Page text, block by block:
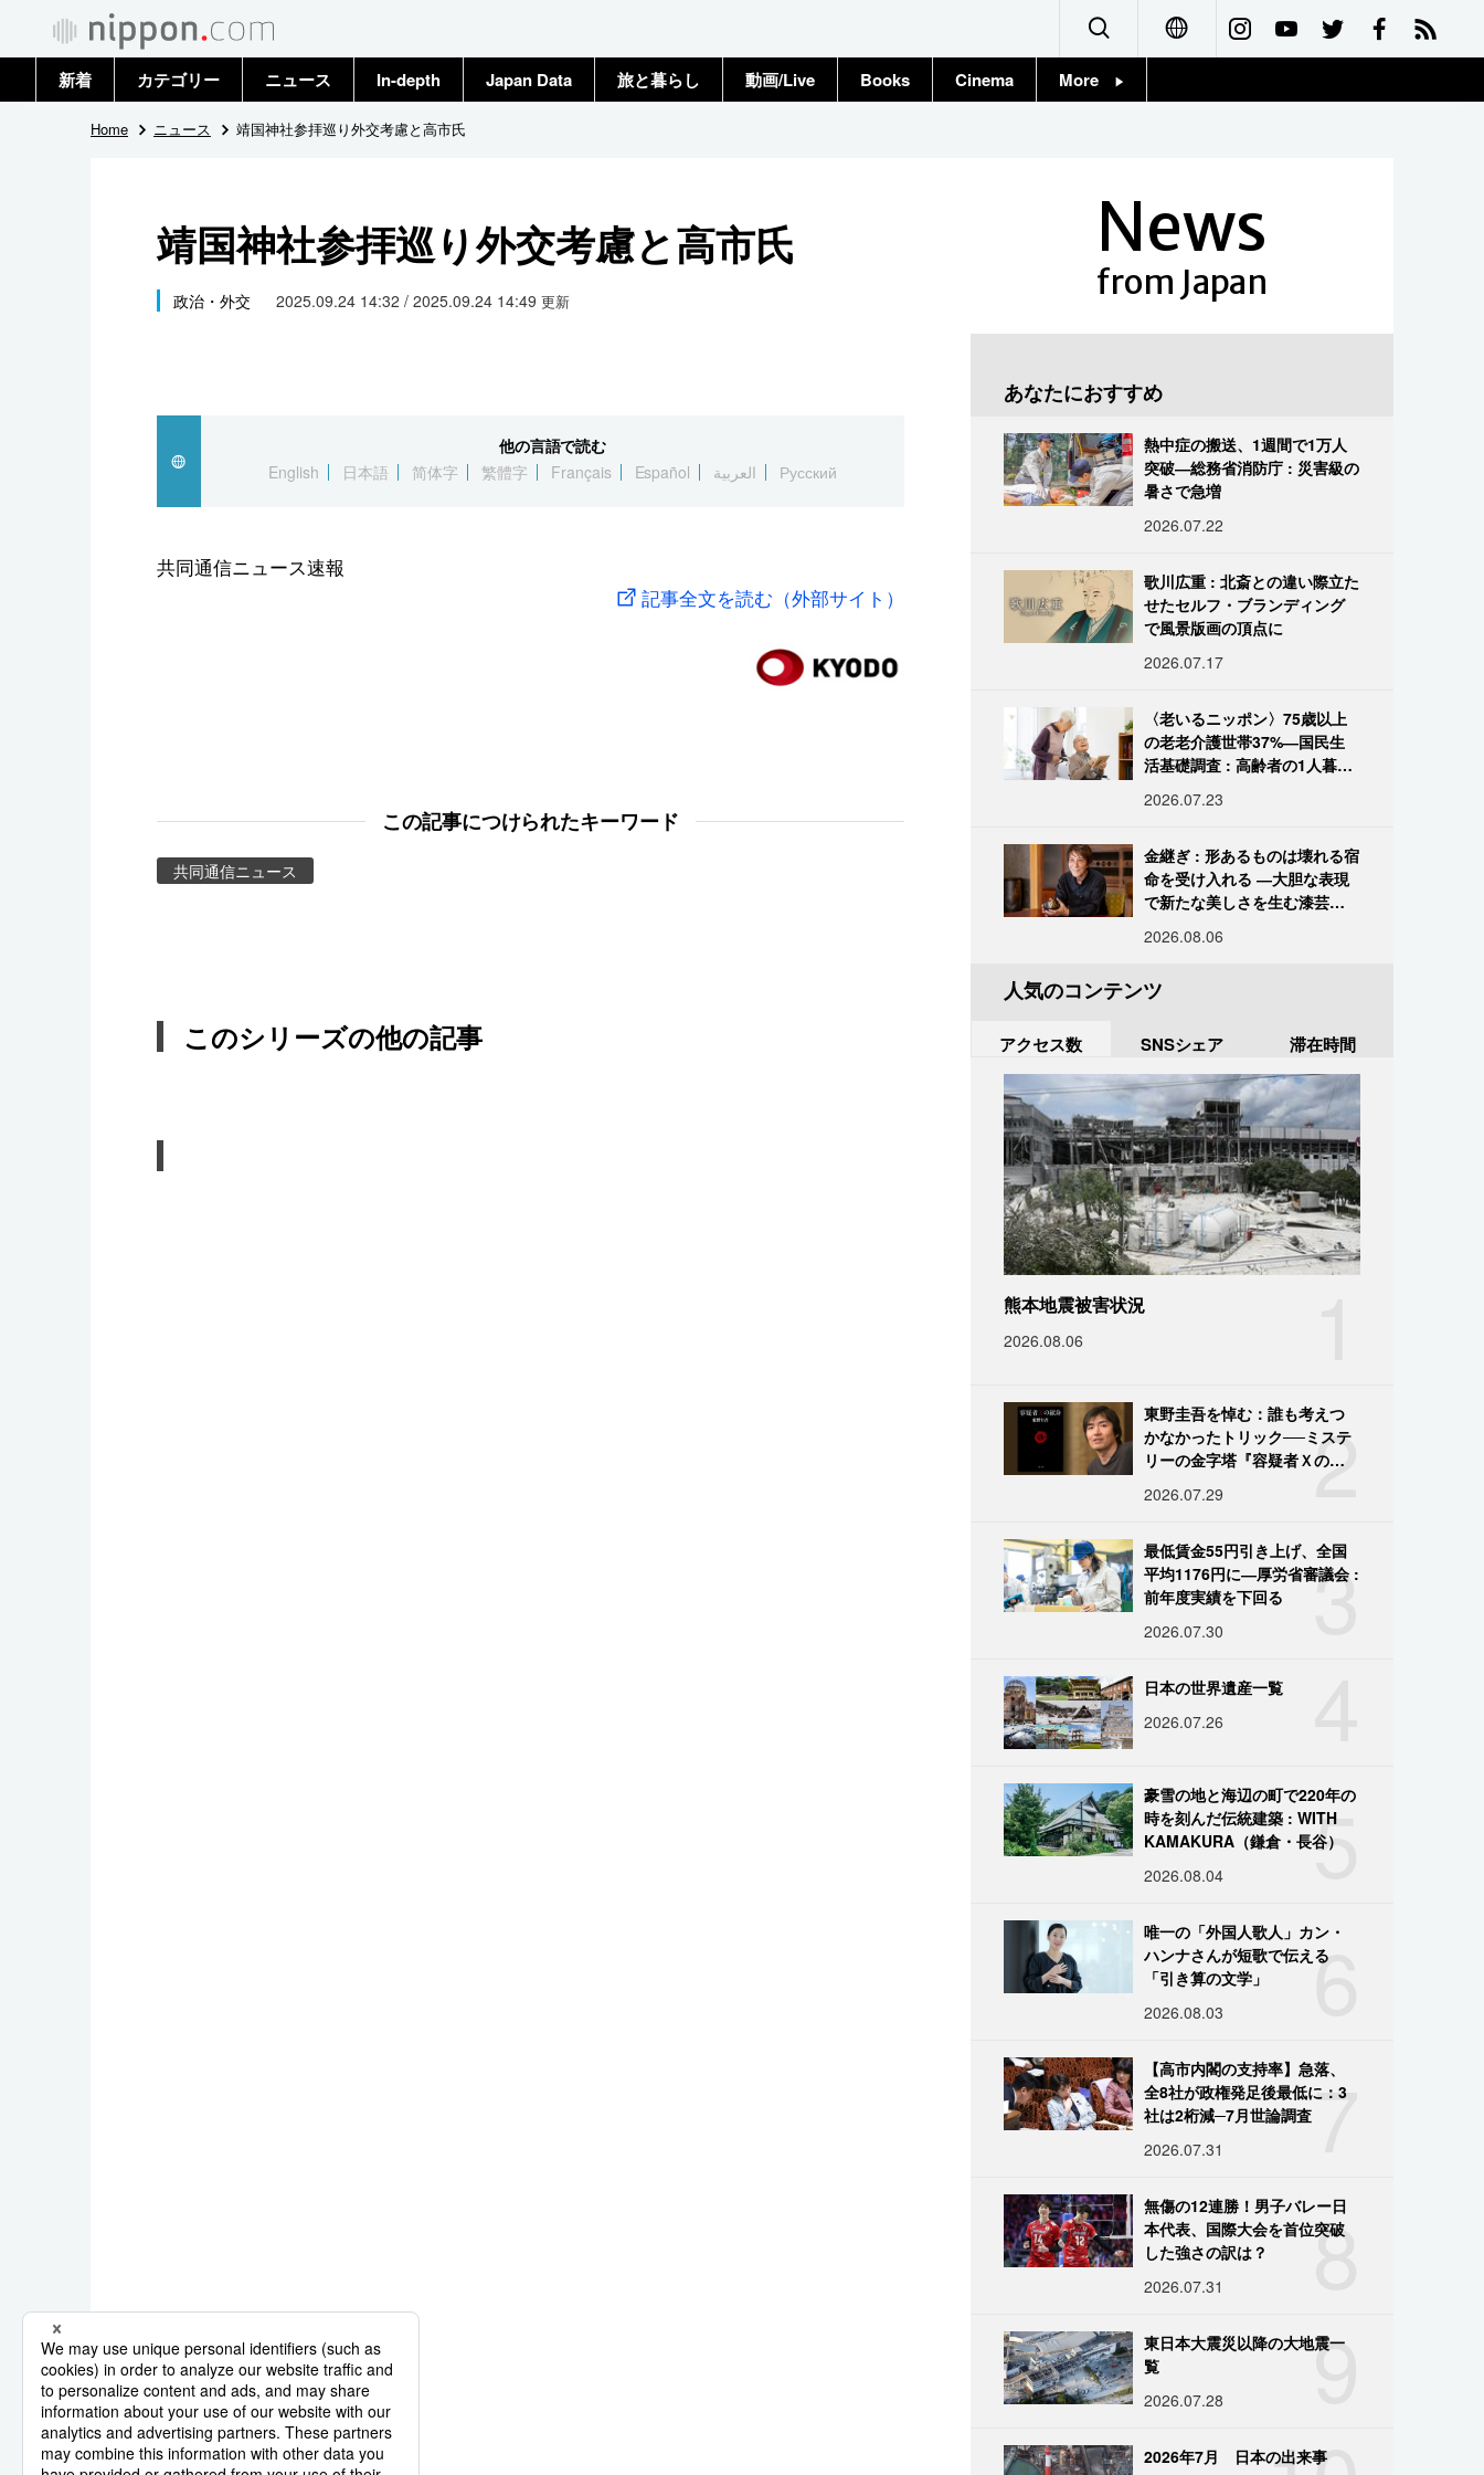
Français
新着 カテゴリー
政治・外交
国際
科学・技術
暮らし
ニュース
トップ
In-depth Japan Data 旅と暮らし 動画/Live Books Cinema More
Home ニュース 靖国神社参拝巡り外交考慮と高市氏
靖国神社参拝巡り外交考慮と高市氏
政治・外交 2025.09.24 14:32 / 2025.09.24 14:49 更新
他の言語で読む
English
日本語 简体字 繁體字 Français Español العربية Русский
共同通信ニュース速報
記事全文を読む（外部サイト）
この記事につけられたキーワード
共同通信ニュース
このシリーズの他の記事
News
from Japan
あなたにおすすめ
熱中症の搬送、1週間で1万人
突破―総務省消防庁 : 災害級の
暑さで急増
2026.07.22
歌川広重 : 北斎との違い際立た
せたセルフ・ブランディング
で風景版画の頂点に
2026.07.17
〈老いるニッポン〉75歳以上
の老老介護世帯37%―国民生
活基礎調査 : 高齢者の1人暮ら
2026.07.23
金継ぎ : 形あるものは壊れる宿
命を受け入れる ―大胆な表現
で新たな美しさを生む漆芸修
2026.08.06
人気のコンテンツ
アクセス数 SNSシェア 滞在時間
熊本地震被害状況
2026.08.06
2
東野圭吾を悼む：誰も考えつ
かなかったトリック──ミステ
リーの金字塔『容疑者Ｘの献
2026.07.29
3
最低賃金55円引き上げ、全国
平均1176円に―厚労省審議会 :
前年度実績を下回る
2026.07.30
日本の世界遺産一覧
2026.07.26
5
豪雪の地と海辺の町で220年の
時を刻んだ伝統建築 : WITH
KAMAKURA（鎌倉・長谷）
2026.08.04
6
唯一の「外国人歌人」カン・
ハンナさんが短歌で伝える
「引き算の文学」
2026.08.03
7
【高市内閣の支持率】急落、
全8社が政権発足後最低に：3
社は2桁減─7月世論調査
2026.07.31
8
無傷の12連勝！男子バレー日
本代表、国際大会を首位突破
した強さの訳は？
2026.07.31
9
東日本大震災以降の大地震一
覧
2026.07.28
2026年7月 日本の出来事